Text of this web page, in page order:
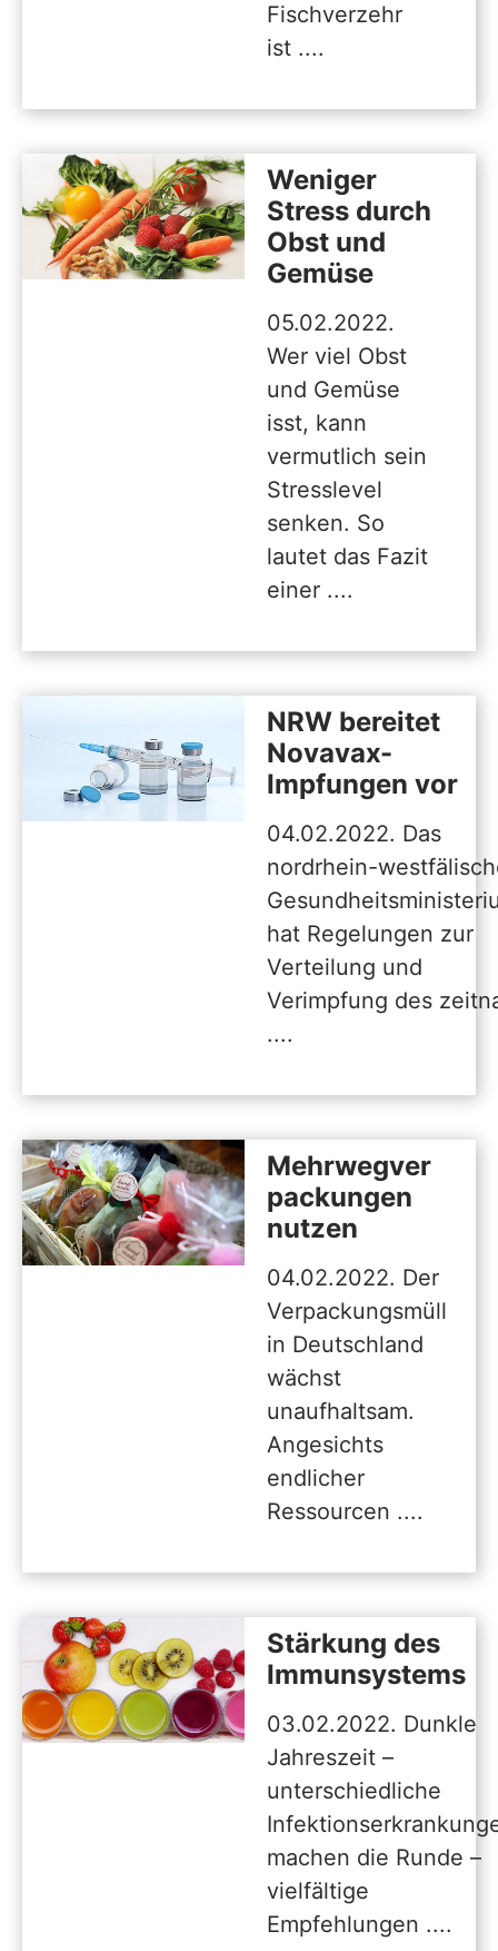
Fischverzehr
ist ....
Weniger
Stress durch
Obst und
Gemüse
05.02.2022.
Wer viel Obst
und Gemüse
isst, kann
vermutlich sein
Stresslevel
senken. So
lautet das Fazit
einer ....
NRW bereitet
Novavax-
Impfungen vor
04.02.2022. Das
nordrhein-
hat Regelungen zur
Verteilung und
Verimpfung des
....
Mehrwegver
packungen
nutzen
04.02.2022. Der
Verpackungsmüll
in Deutschland
wächst
unaufhaltsam.
Angesichts
endlicher
Ressourcen ....
Stärkung des
Immunsystems
03.02.2022. Dunkle
Jahreszeit –
unterschiedliche
machen die Runde –
vielfältige
Empfehlungen ....